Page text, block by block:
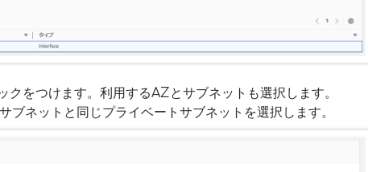
をつけます。利用するAZとサブネットも選択します。
ネットと同じプライベートサブネットを選択します。